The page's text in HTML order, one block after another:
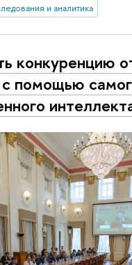
и аналитика
конкуренцию
с помощью